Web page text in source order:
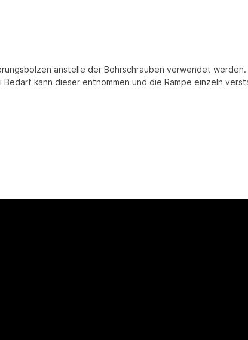
anstelle der Bohrschrauben verwendet
kann dieser entnommen und die Rampe einzeln